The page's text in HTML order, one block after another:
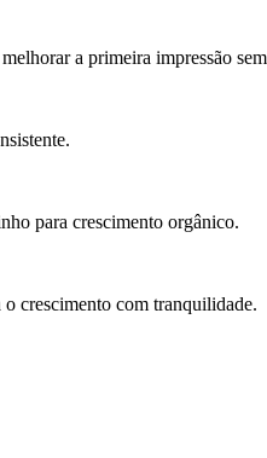
a primeira impressão
para crescimento orgânico.
o crescimento com tranquilidade.